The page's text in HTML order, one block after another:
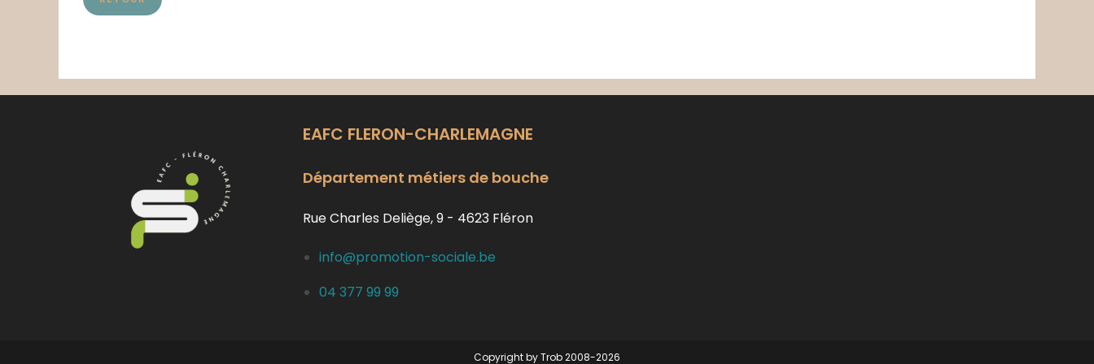
EAFC FLERON-CHARLEMAGNE
Département métiers de bouche
Rue Charles Deliège, 9 - 4623 Fléron
info@promotion-sociale.be
04 377 99 99
Copyright by Trob 2008-2026